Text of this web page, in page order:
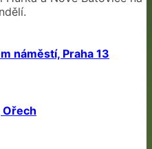
náměstí, Praha 13
Ořech